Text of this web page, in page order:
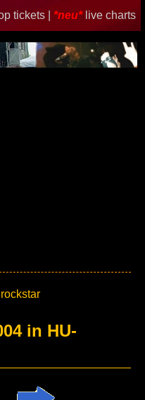
tickets | *neu* live charts
in HU-